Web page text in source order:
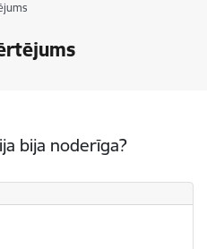
bija noderīga?